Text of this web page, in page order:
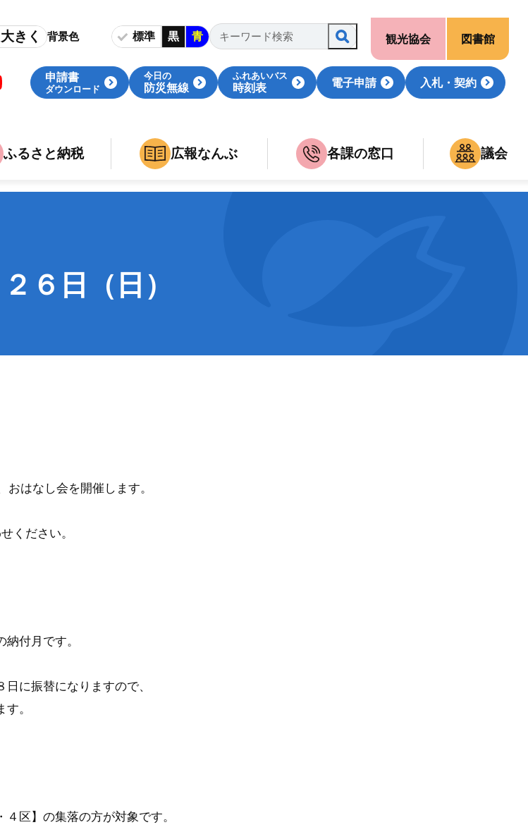
大きく 背景色 標準 黒 青
申請書
ダウンロード
今日の
防災無線
ふれあいバス
時刻表 電子申請 入札・契約
観光協会 図書館
ふるさと納税 広報なんぶ 各課の窓口 議会
６日（日）
はなし会を開催します。
ください。
付月です。
に振替になりますので、
。
区】の集落の方が対象です。